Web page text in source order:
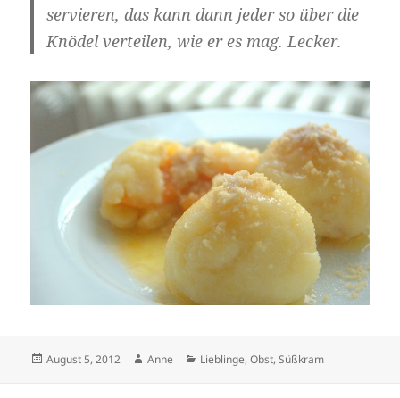
servieren, das kann dann jeder so über die
Knödel verteilen, wie er es mag. Lecker.
Veröffentlicht
August 5, 2012 Autor
Anne Kategorien
Lieblinge,Obst,Süßkram